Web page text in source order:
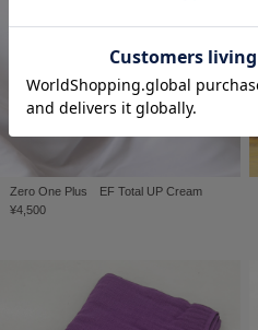
Zero One Plus EF Total UP Cream
¥4,500